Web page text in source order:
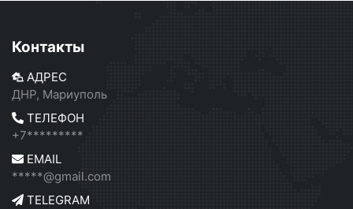
Контакты
АДРЕС
ДНР, Мариуполь
ТЕЛЕФОН
+7*********
EMAIL
*****@gmail.com
TELEGRAM